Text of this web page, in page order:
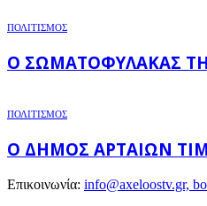
ΠΟΛΙΤΙΣΜΟΣ
Ο ΣΩΜΑΤΟΦΎΛΑΚΑΣ
ΠΟΛΙΤΙΣΜΟΣ
Ο ΔΉΜΟΣ ΑΡΤΑΊΩΝ
Επικοινωνία: info@axeloostv.gr,